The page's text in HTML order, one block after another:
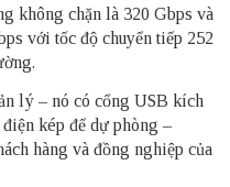
không chặn là 320 Gbps và
với tốc độ chuyển tiếp 252
lý – nó có cổng USB kích
kép để dự phòng –
hàng và đồng nghiệp của